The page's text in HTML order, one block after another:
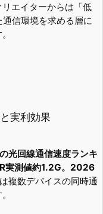
エイターからは「低
信環境を求める層に
実利効果
光回線通信速度ランキ
実測値約1.2G。2026
複数デバイスの同時通